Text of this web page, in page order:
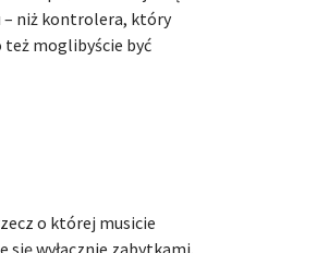
– niż kontrolera, który
też moglibyście być
o której musicie